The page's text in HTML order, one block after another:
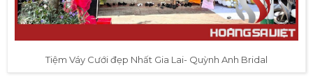
Tiệm Váy Cưới đẹp Nhất Gia Lai- Quỳnh Anh Bridal